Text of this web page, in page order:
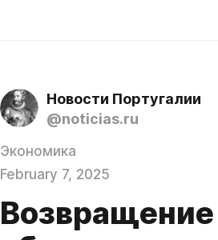
Новости Португалии
@noticias.ru
Экономика
February 7, 2025
Возвращение